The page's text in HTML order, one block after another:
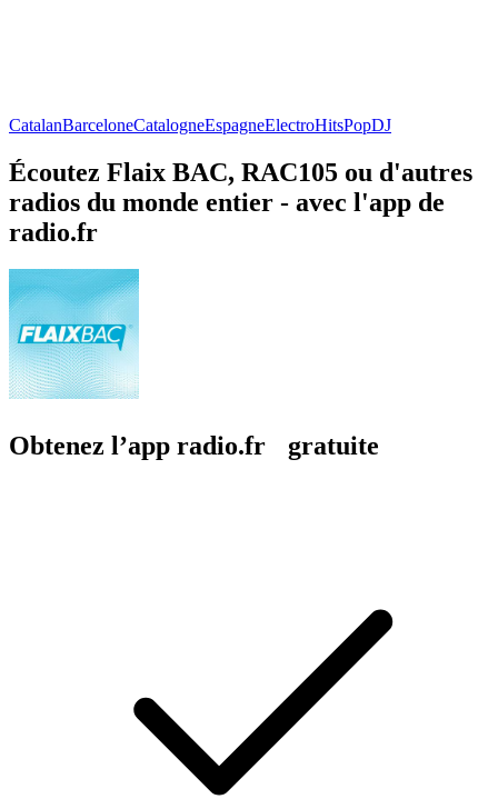
CatalanBarceloneCatalogneEspagneElectroHitsPopDJ
Écoutez Flaix BAC, RAC105 ou d'autres
radios du monde entier - avec l'app de
radio.fr
Obtenez l’app radio.fr gratuite